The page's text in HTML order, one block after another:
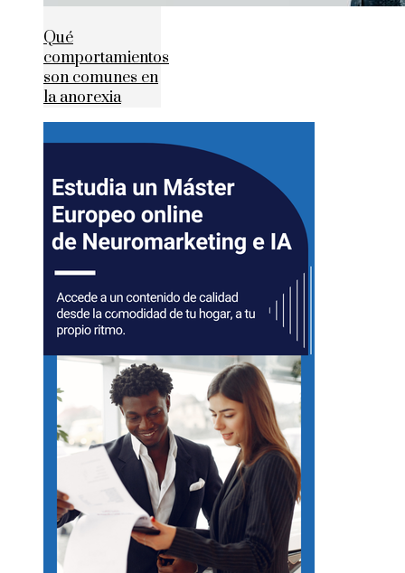
Qué
comportamientos
son comunes en
la anorexia